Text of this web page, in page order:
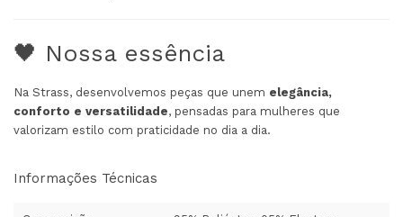
🖤 Nossa essência
Na Strass, desenvolvemos peças que unem elegância,
conforto e versatilidade, pensadas para mulheres que
valorizam estilo com praticidade no dia a dia.
Informações Técnicas